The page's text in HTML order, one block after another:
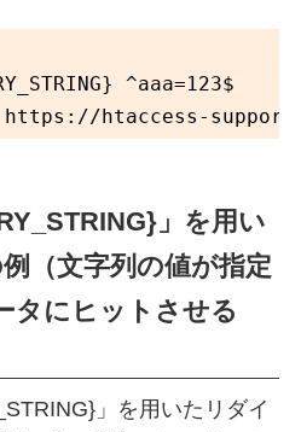
^aaa=123$
」を用い
（文字列の値が指定
タにヒットさせる
」を用いたリダイ